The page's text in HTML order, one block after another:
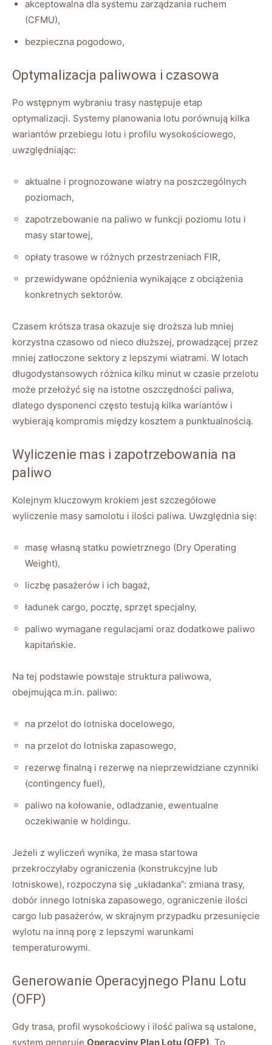
akceptowalna dla systemu zarządzania ruchem
(CFMU),
bezpieczna pogodowo,
Optymalizacja paliwowa i czasowa
Po wstępnym wybraniu trasy następuje etap
optymalizacji. Systemy planowania lotu porównują kilka
wariantów przebiegu lotu i profilu wysokościowego,
uwzględniając:
aktualne i prognozowane wiatry na poszczególnych
poziomach,
zapotrzebowanie na paliwo w funkcji poziomu lotu i
masy startowej,
opłaty trasowe w różnych przestrzeniach FIR,
przewidywane opóźnienia wynikające z obciążenia
konkretnych sektorów.
Czasem krótsza trasa okazuje się droższa lub mniej
korzystna czasowo od nieco dłuższej, prowadzącej przez
mniej zatłoczone sektory z lepszymi wiatrami. W lotach
długodystansowych różnica kilku minut w czasie przelotu
może przełożyć się na istotne oszczędności paliwa,
dlatego dysponenci często testują kilka wariantów i
wybierają kompromis między kosztem a punktualnością.
Wyliczenie mas i zapotrzebowania na
paliwo
Kolejnym kluczowym krokiem jest szczegółowe
wyliczenie masy samolotu i ilości paliwa. Uwzględnia się:
masę własną statku powietrznego (Dry Operating
Weight),
liczbę pasażerów i ich bagaż,
ładunek cargo, pocztę, sprzęt specjalny,
paliwo wymagane regulacjami oraz dodatkowe paliwo
kapitańskie.
Na tej podstawie powstaje struktura paliwowa,
obejmująca m.in. paliwo:
na przelot do lotniska docelowego,
na przelot do lotniska zapasowego,
rezerwę finalną i rezerwę na nieprzewidziane czynniki
(contingency fuel),
paliwo na kołowanie, odladzanie, ewentualne
oczekiwanie w holdingu.
Jeżeli z wyliczeń wynika, że masa startowa
przekroczyłaby ograniczenia (konstrukcyjne lub
lotniskowe), rozpoczyna się „układanka”: zmiana trasy,
dobór innego lotniska zapasowego, ograniczenie ilości
cargo lub pasażerów, w skrajnym przypadku przesunięcie
wylotu na inną porę z lepszymi warunkami
temperaturowymi.
Generowanie Operacyjnego Planu Lotu
(OFP)
Gdy trasa, profil wysokościowy i ilość paliwa są ustalone,
system generuje Operacyjny Plan Lotu (OFP). To